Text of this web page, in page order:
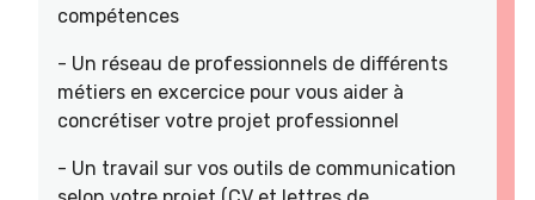
compétences
- Un réseau de professionnels de différents
métiers en excercice pour vous aider à
concrétiser votre projet professionnel
- Un travail sur vos outils de communication